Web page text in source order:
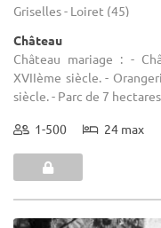
Griselles - Loiret (45)
Château
Château mariage : -
XVIIème siècle. -
siècle. - Parc de 7 hectares
1-500 24 max